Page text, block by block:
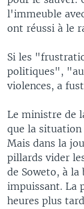
l'immeuble
ont réussi à le
Si les
politiques",
violences, a
Le ministre de
que la
Mais dans la
pillards vider
de Soweto, à
impuissant. La
heures plus